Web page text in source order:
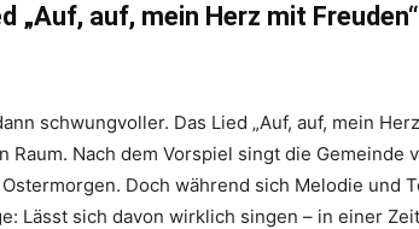
„Auf, auf, mein Herz mit
schwungvoller. Das Lied „Auf, auf, mein
Raum. Nach dem Vorspiel singt die Gemeinde
Doch während sich Melodie und
Lässt sich davon wirklich singen – in einer